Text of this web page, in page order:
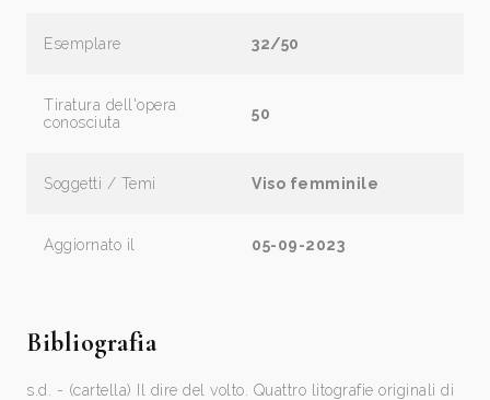
Esemplare 32/50
Tiratura dell'opera
conosciuta
50
Soggetti / Temi Viso femminile
Aggiornato il 05-09-2023
Bibliografia
s.d. - (cartella) Il dire del volto. Quattro litografie originali di